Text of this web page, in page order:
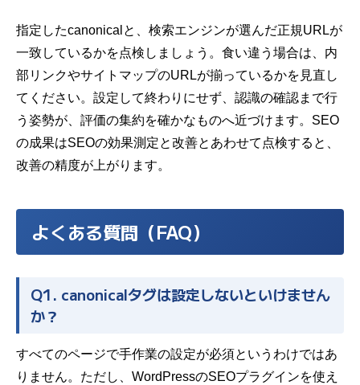
指定したcanonicalと、検索エンジンが選んだ正規URLが
一致しているかを点検しましょう。食い違う場合は、 内
部リンクやサイトマップのURLが揃っているかを見直し
てください。設定して終わりにせず、認識の確認まで行
う姿勢が、評価の集約を確かなものへ近づけます。SEO
の成果はSEOの効果測定と改善とあわせて点検すると、
改善の精度が上がります。
よくある質問（FAQ）
Q1. canonicalタグは設定しないといけません
か？
すべてのページで手作業の設定が必須というわけではあ
りません。ただし、WordPressのSEOプラグインを使え